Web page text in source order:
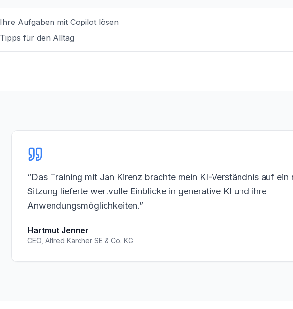
Ihre Aufgaben mit Copilot lösen
Tipps für den Alltag
“Das Training mit Jan Kirenz brachte mein KI-Verständnis auf ein
Sitzung lieferte wertvolle Einblicke in generative KI und ihre
Anwendungsmöglichkeiten.”
Hartmut Jenner
CEO, Alfred Kärcher SE & Co. KG